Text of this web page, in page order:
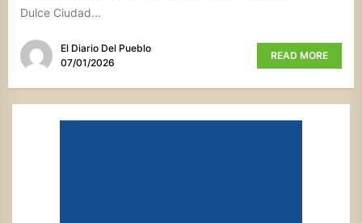
Dulce Ciudad...
El Diario Del Pueblo
07/01/2026
READ MORE